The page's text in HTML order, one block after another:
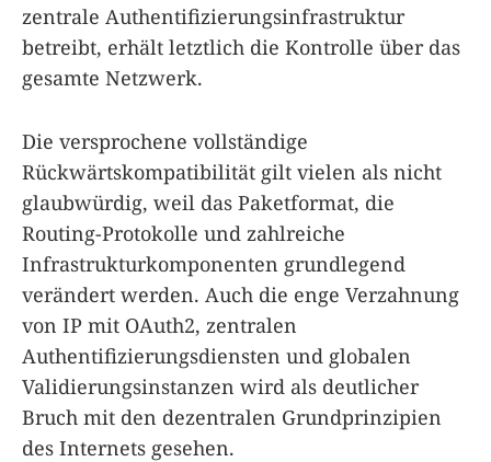
zentrale Authentifizierungsinfrastruktur
betreibt, erhält letztlich die Kontrolle über das
gesamte Netzwerk.
Die versprochene vollständige
Rückwärtskompatibilität gilt vielen als nicht
glaubwürdig, weil das Paketformat, die
Routing-Protokolle und zahlreiche
Infrastrukturkomponenten grundlegend
verändert werden. Auch die enge Verzahnung
von IP mit OAuth2, zentralen
Authentifizierungsdiensten und globalen
Validierungsinstanzen wird als deutlicher
Bruch mit den dezentralen Grundprinzipien
des Internets gesehen.